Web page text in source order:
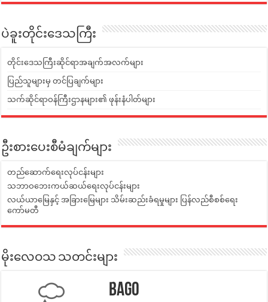
ပဲခူးတိုင်းဒေသကြီး
တိုင်းဒေသကြီးဆိုင်ရာအချက်အလက်များ
ပြည်သူများမှ တင်ပြချက်များ
သက်ဆိုင်ရာဝန်ကြီးဌာနများ၏ ဖုန်းနံပါတ်များ
ဦးစားပေးစီမံချက်များ
တည်ဆောက်ရေးလုပ်ငန်းများ
သဘာဝဘေးကယ်ဆယ်ရေးလုပ်ငန်းများ
လယ်ယာမြေနှင့် အခြားမြေများ သိမ်းဆည်းခံရမှုများ ပြန်လည်စီစစ်ရေး
ကော်မတီ
မိုးလေဝသ သတင်းများ
Bago